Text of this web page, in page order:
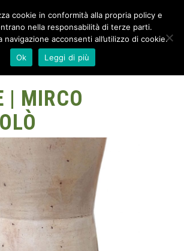
| MIRCO
cookie in conformità alla propria policy e
nella responsabilità di terze parti.
navigazione acconsenti all’utilizzo di cookie.
Ok
Leggi di più